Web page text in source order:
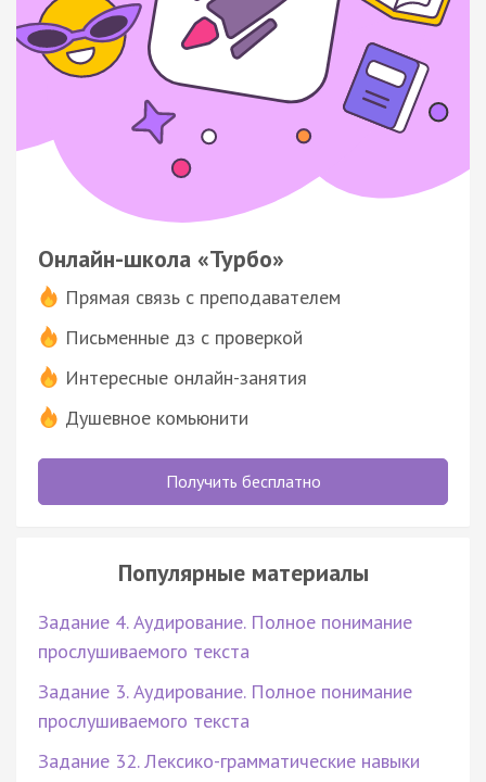
Онлайн-школа «Турбо»
Прямая связь с преподавателем
Письменные дз с проверкой
Интересные онлайн-занятия
Душевное комьюнити
Получить бесплатно
Популярные материалы
Задание 4. Аудирование. Полное понимание
прослушиваемого текста
Задание 3. Аудирование. Полное понимание
прослушиваемого текста
Задание 32. Лексико-грамматические навыки